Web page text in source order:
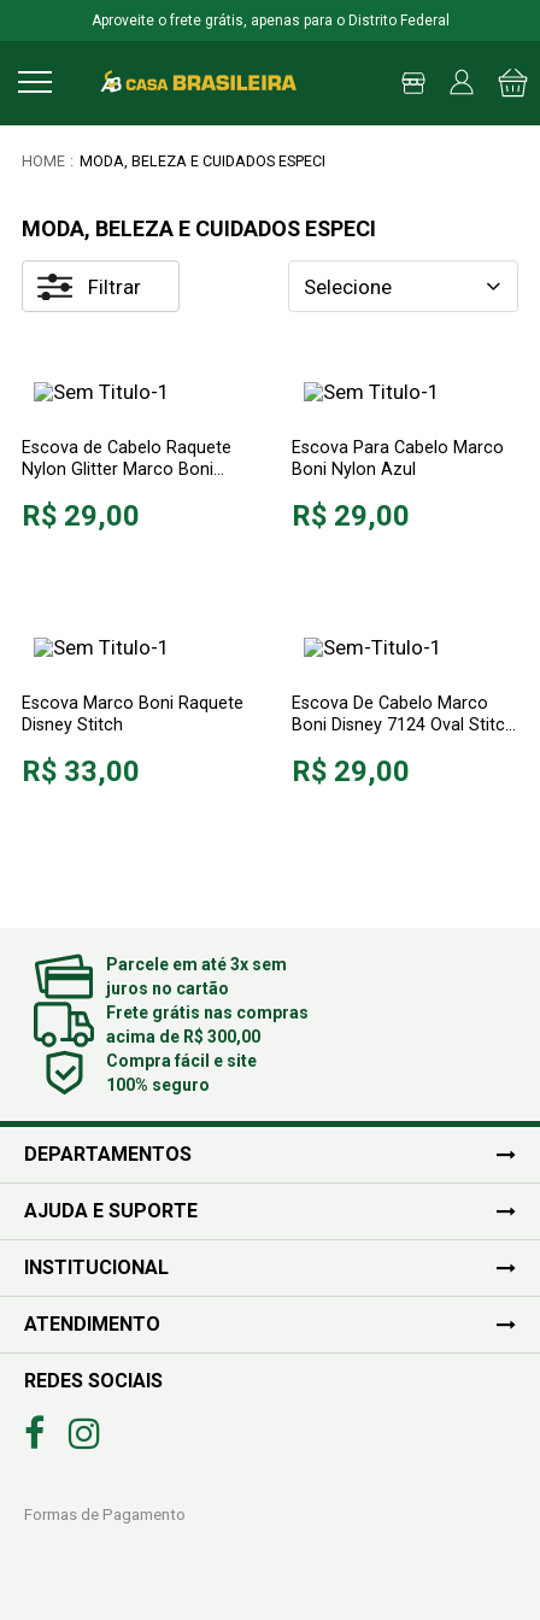
Aproveite o frete grátis, apenas para o Distrito Federal
MODA, BELEZA E CUIDADOS ESPECI
MODA, BELEZA E CUIDADOS ESPECI
Filtrar Selecione
Escova de Cabelo Raquete
Nylon Glitter Marco Boni
R$ 29,00
Escova Para Cabelo Marco
Boni Nylon Azul
R$ 29,00
Escova Marco Boni Raquete
Disney Stitch
R$ 33,00
Escova De Cabelo Marco
Boni Disney 7124 Oval Stitch
R$ 29,00
Parcele em até 3x sem
juros no cartão
Frete grátis nas compras
acima de R$ 300,00
Compra fácil e site
100% seguro
DEPARTAMENTOS
AJUDA E SUPORTE
INSTITUCIONAL
ATENDIMENTO
REDES SOCIAIS
Formas de Pagamento